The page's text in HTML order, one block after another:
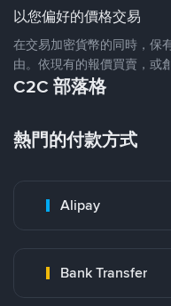
以您偏好的價格交易
在交易加密貨幣的同時，保
由。依現有的報價買賣，或
C2C 部落格
熱門的付款方式
Alipay
Bank Transfer